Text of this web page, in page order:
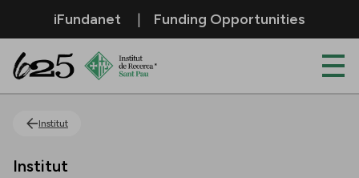
Salta al contingut principal
iFundanet Funding Opportunities
Institut
Institut